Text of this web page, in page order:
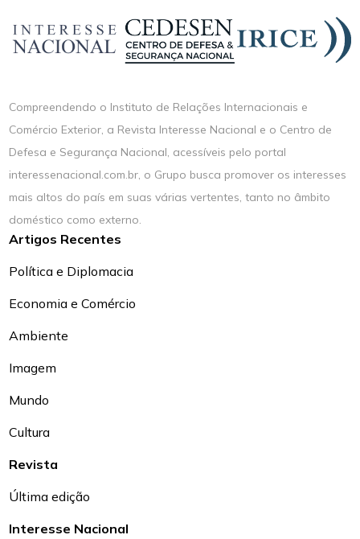
Compreendendo o Instituto de Relações Internacionais e
Comércio Exterior, a Revista Interesse Nacional e o Centro de
Defesa e Segurança Nacional, acessíveis pelo portal
interessenacional.com.br, o Grupo busca promover os interesses
mais altos do país em suas várias vertentes, tanto no âmbito
doméstico como externo.
Artigos Recentes
Política e Diplomacia
Economia e Comércio
Ambiente
Imagem
Mundo
Cultura
Revista
Última edição
Interesse Nacional